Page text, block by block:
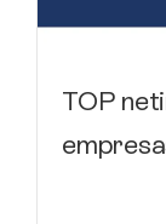
TOP